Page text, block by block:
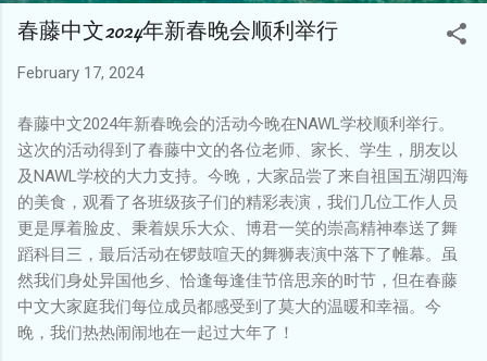
春藤中文2024年新春晚会顺利举行
February 17, 2024
春藤中文2024年新春晚会的活动今晚在NAWL学校顺利举行。
这次的活动得到了春藤中文的各位老师、家长、学生，朋友以
及NAWL学校的大力支持。今晚，大家品尝了来自祖国五湖四海
的美食，观看了各班级孩子们的精彩表演，我们几位工作人员
更是厚着脸皮、秉着娱乐大众、博君一笑的崇高精神奉送了舞
蹈科目三，最后活动在锣鼓喧天的舞狮表演中落下了帷幕。虽
然我们身处异国他乡、恰逢每逢佳节倍思亲的时节，但在春藤
中文大家庭我们每位成员都感受到了莫大的温暖和幸福。今
晚，我们热热闹闹地在一起过大年了！